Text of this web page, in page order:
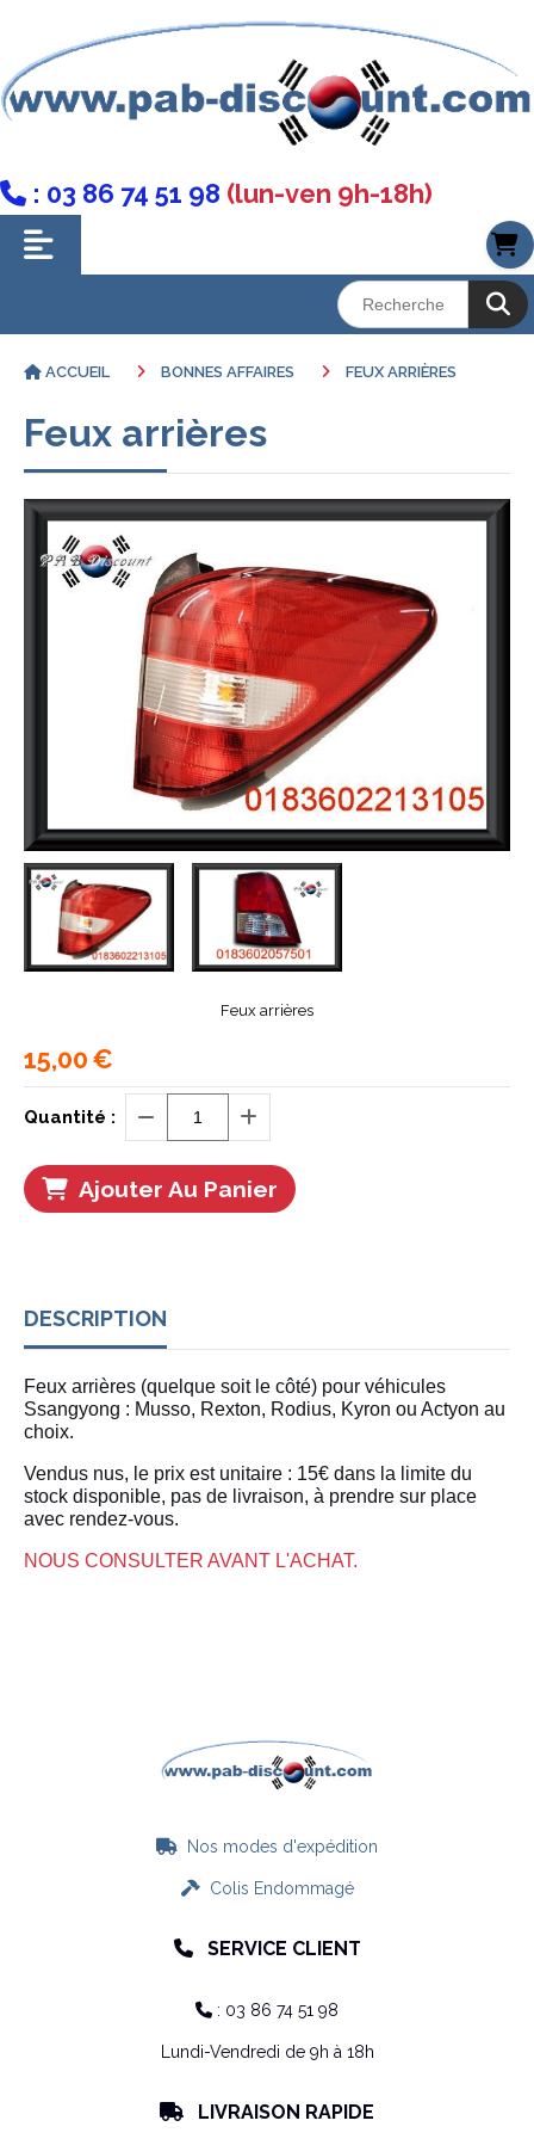
 : 03 86 74 51 98 (lun-ven 9h-18h)
ACCUEIL BONNES AFFAIRES FEUX ARRIÈRES
Feux arrières
Feux arrières
15,00€
Quantité :
Ajouter Au Panier
DESCRIPTION
Feux arrières (quelque soit le côté) pour véhicules
Ssangyong : Musso, Rexton, Rodius, Kyron ou Actyon au
choix.
Vendus nus, le prix est unitaire : 15€ dans la limite du
stock disponible, pas de livraison, à prendre sur place
avec rendez-vous.
NOUS CONSULTER AVANT L'ACHAT.
 Nos modes d'expédition
Colis Endommagé
 SERVICE CLIENT
 : 03 86 74 51 98
Lundi-Vendredi de 9h à 18h
 LIVRAISON RAPIDE